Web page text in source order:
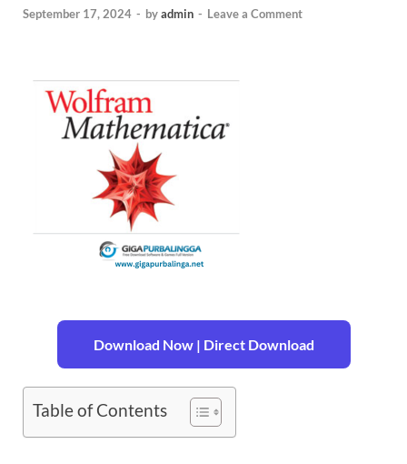
September 17, 2024 - byadmin - Leave a Comment
Download Now | Direct Download
Table of Contents